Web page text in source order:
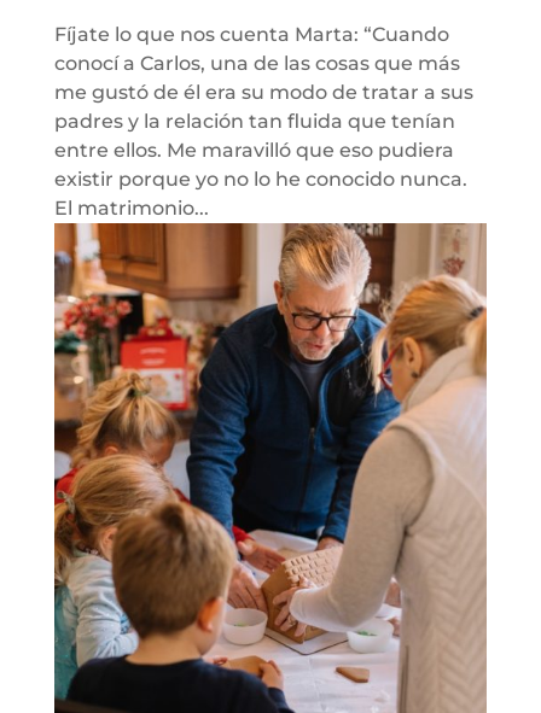
Fíjate lo que nos cuenta Marta: “Cuando
conocí a Carlos, una de las cosas que más
me gustó de él era su modo de tratar a sus
padres y la relación tan fluida que tenían
entre ellos. Me maravilló que eso pudiera
existir porque yo no lo he conocido nunca.
El matrimonio...